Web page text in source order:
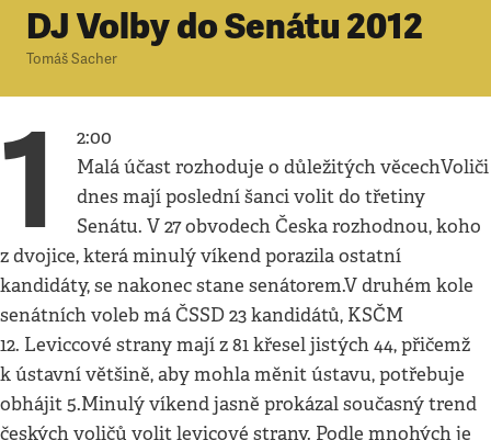
DJ Volby do Senátu 2012
Tomáš Sacher
1
2:00
Malá účast rozhoduje o důležitých věcechVoliči
dnes mají poslední šanci volit do třetiny
Senátu. V 27 obvodech Česka rozhodnou, koho
z dvojice, která minulý víkend porazila ostatní
kandidáty, se nakonec stane senátorem.V druhém kole
senátních voleb má ČSSD 23 kandidátů, KSČM
12. Leviccové strany mají z 81 křesel jistých 44, přičemž
k ústavní většině, aby mohla měnit ústavu, potřebuje
obhájit 5.Minulý víkend jasně prokázal současný trend
českých voličů volit levicové strany. Podle mnohých je